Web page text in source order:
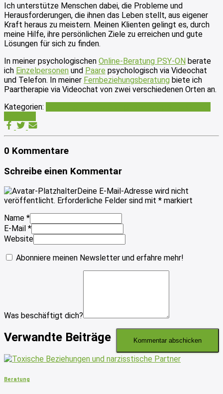
Ich unterstütze Menschen dabei, die Probleme und
Herausforderungen, die ihnen das Leben stellt, aus eigener
Kraft heraus zu meistern. Meinen Klienten gelingt es, durch
meine Hilfe, ihre persönlichen Ziele zu erreichen und gute
Lösungen für sich zu finden.
In meiner psychologischen Online-Beratung PSY-ON berate
ich Einzelpersonen und Paare psychologisch via Videochat
und Telefon. In meiner Fernbeziehungsberatung biete ich
Paartherapie via Videochat von zwei verschiedenen Orten an.
Kategorien:
0 Kommentare
Schreibe einen Kommentar
Deine E-Mail-Adresse wird nicht
veröffentlicht. Erforderliche Felder sind mit * markiert
Name *
E-Mail *
Website
Abonniere meinen Newsletter und erfahre mehr!
Was beschäftigt dich?
Verwandte Beiträge
Beratung